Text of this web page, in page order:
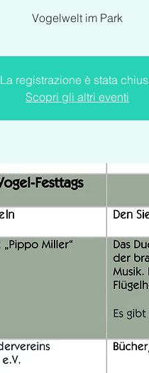
Vogelwelt im Park
La registrazione è stata
Scopri gli altri eventi